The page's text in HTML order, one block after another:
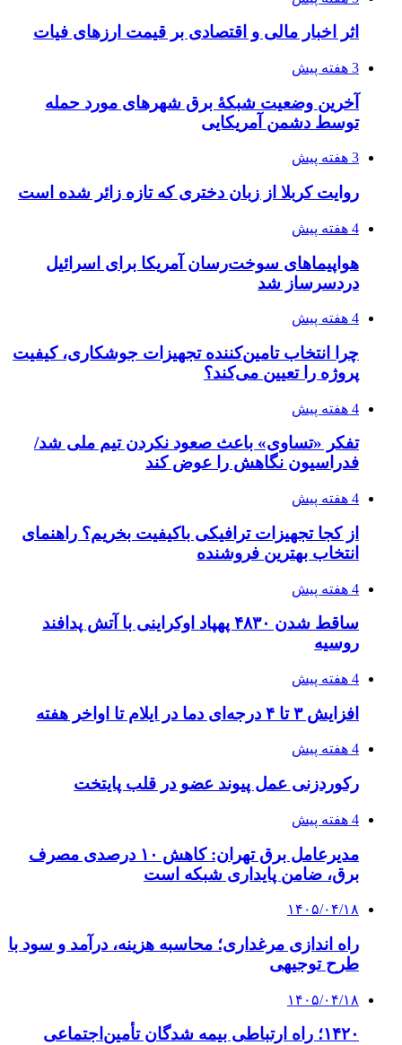
اثر اخبار مالی و اقتصادی بر قیمت ارزهای فیات
3 هفته پیش
آخرین وضعیت شبکۀ برق شهرهای مورد حمله
توسط دشمن آمریکایی
3 هفته پیش
روایت کربلا از زبان دختری که تازه زائر شده است
4 هفته پیش
هواپیماهای سوخت‌رسان آمریکا برای اسرائیل
دردسرساز شد
4 هفته پیش
چرا انتخاب تامین‌کننده تجهیزات جوشکاری، کیفیت
پروژه را تعیین می‌کند؟
4 هفته پیش
تفکر «تساوی» باعث صعود نکردن تیم ملی شد/
فدراسیون نگاهش را عوض کند
4 هفته پیش
از کجا تجهیزات ترافیکی باکیفیت بخریم؟ راهنمای
انتخاب بهترین فروشنده
4 هفته پیش
ساقط شدن ۴۸۳۰ پهپاد اوکراینی با آتش پدافند
روسیه
4 هفته پیش
افزایش ۳ تا ۴ درجه‌ای دما در ایلام تا اواخر هفته
4 هفته پیش
رکوردزنی عمل پیوند عضو در قلب پایتخت
4 هفته پیش
مدیرعامل برق تهران: کاهش ۱۰ درصدی مصرف
برق، ضامن پایداری شبکه است
۱۴۰۵/۰۴/۱۸
راه اندازی مرغداری؛ محاسبه هزینه، درآمد و سود با
طرح توجیهی
۱۴۰۵/۰۴/۱۸
۱۴۲۰؛ راه ارتباطی بیمه شدگان تأمین‌اجتماعی